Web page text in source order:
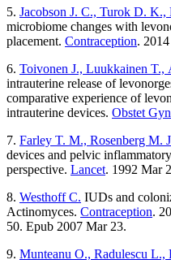
5. Jacobson J. C., Turok D. K.,
microbiome changes with
placement. Contraception.
6. Toivonen J., Luukkainen T.,
intrauterine release of
comparative experience of
intrauterine devices. Obstet
7. Farley T. M., Rosenberg M.
devices and pelvic
perspective. Lancet. 1992 Mar
8. Westhoff C. IUDs and
Actinomyces. Contraception.
50. Epub 2007 Mar 23.
9. Munteanu O., Radulescu L.,